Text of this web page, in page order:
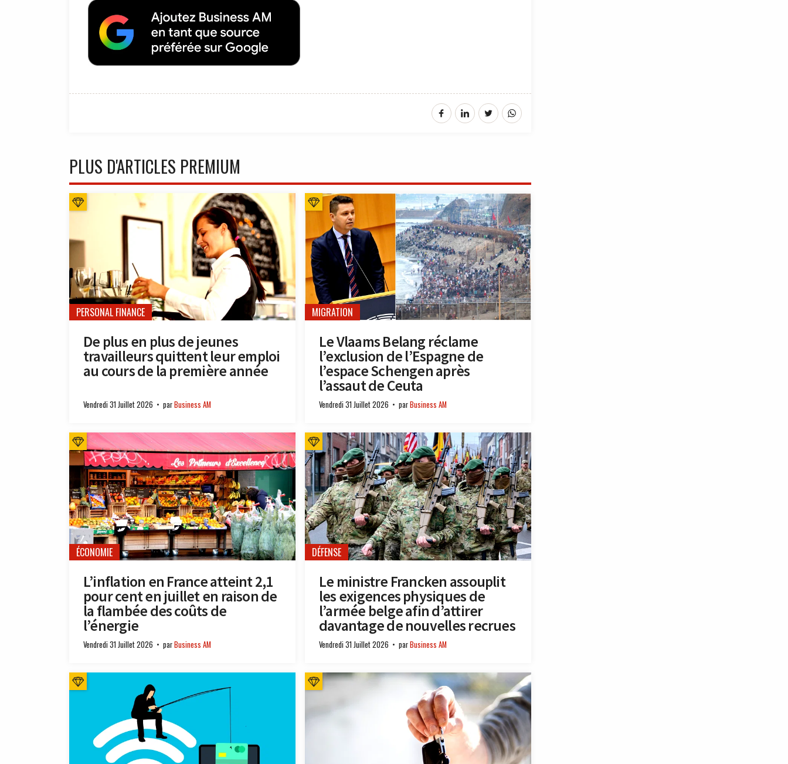
PLUS D'ARTICLES PREMIUM
PERSONAL FINANCE
De plus en plus de jeunes
travailleurs quittent leur emploi
au cours de la première année
Vendredi 31 Juillet 2026 parBusiness AM
MIGRATION
Le Vlaams Belang réclame
l’exclusion de l’Espagne de
l’espace Schengen après
l’assaut de Ceuta
Vendredi 31 Juillet 2026 parBusiness AM
ÉCONOMIE
L’inflation en France atteint 2,1
pour cent en juillet en raison de
la flambée des coûts de
l’énergie
Vendredi 31 Juillet 2026 parBusiness AM
DÉFENSE
Le ministre Francken assouplit
les exigences physiques de
l’armée belge afin d’attirer
davantage de nouvelles recrues
Vendredi 31 Juillet 2026 parBusiness AM